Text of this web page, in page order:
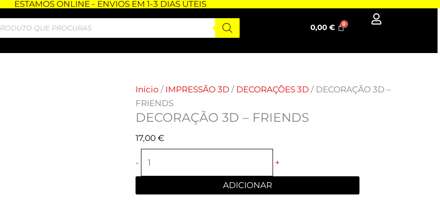
ESTAMOS ONLINE - ENVIOS EM 1-3 DIAS ÚTEIS
0,00€
Início / IMPRESSÃO 3D / DECORAÇÕES 3D / DECORAÇÃO 3D –
FRIENDS
DECORAÇÃO 3D – FRIENDS
17,00€
-
Quantidade
de
+
ADICIONAR